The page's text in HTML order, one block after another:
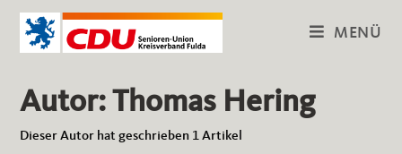
Zum
Inhalt
springen
MENÜ
Autor:Thomas Hering
Dieser Autor hat geschrieben 1 Artikel